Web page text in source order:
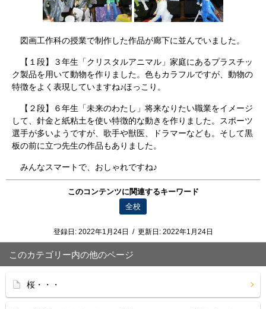
図画工作科の授業で制作した作品が廊下に並んでいました。
【１段】３年生「クリスタルアニマル」家庭にあるプラスチッ
ク製品を用いて動物を作りました。色もカラフルですが、動物の
特徴をよく表現していますね♪ほっこり。
【２段】６年生「未来のわたし」将来なりたい職業をイメージ
して、針金と紙粘土を使い特徴的な動きを作りました。スポーツ
選手が多いようですが、歌手や獣医、ドラマーなども。そして黒
板の前に立つ先生の作品もありました。
みんなスマートで、おしゃれですね♪
このコンテンツに関連するキーワード
全校
登録日: 2022年1月24日 / 更新日: 2022年1月24日
このカテゴリー内の他のページ
桜・・・